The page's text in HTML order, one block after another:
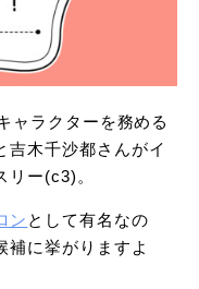
ャラクターを務める
吉木千沙都さんがイ
リー(c3)。
ン として有名なの
補に挙がりますよ